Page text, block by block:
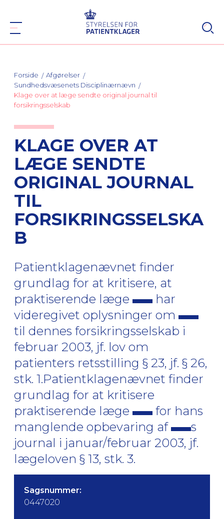
Forside
Afgørelser
Sundhedsvæsenets Disciplinærnævn
Klage over at læge sendte original journal til
forsikringsselskab
KLAGE OVER AT
LÆGE SENDTE
ORIGINAL JOURNAL
TIL
FORSIKRINGSSELSKA
B
Patientklagenævnet finder
grundlag for at kritisere, at
praktiserende læge
har
videregivet oplysninger om
til dennes forsikringsselskab i
februar 2003, jf. lov om
patienters retsstilling § 23, jf. § 26,
stk. 1.Patientklagenævnet finder
grundlag for at kritisere
praktiserende læge
for hans
manglende opbevaring af
s
journal i januar/februar 2003, jf.
lægeloven § 13, stk. 3.
Sagsnummer:
0447020